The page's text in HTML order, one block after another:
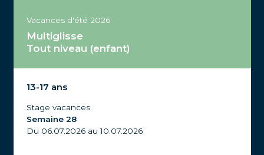
Vacances d'été 2026
Multiglisse
Tout niveau (enfant)
13-17 ans
Stage vacances
Semaine 28
Du 06.07.2026 au 10.07.2026